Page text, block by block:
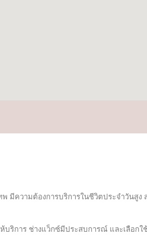
มีความต้องการบริการในชีวิตประจำวัน
บริการ ช่างแว็กซ์มีประสบการณ์ และเลือ